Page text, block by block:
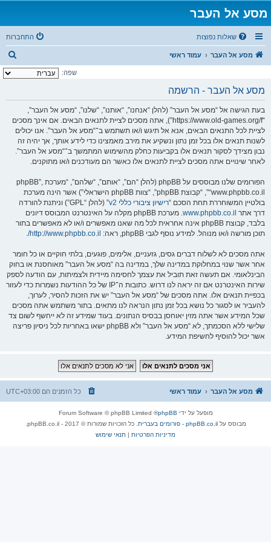
מסע אל העבר
שאלות נפוצות התחברות
מסע אל העבר עמוד ראשי
י
שפה:
מסע אל העבר - הרשמה
בעת הגישה אל “מסע אל העבר” (להלן “אנחנו”, “אותנו”, “שלנו”, “מסע אל העבר”,
“https://www.old-games.org/f”), אתה מסכים לציית לתנאים הבאים. אם אינך מסכים
לציית לכל התנאים הבאים, אנא אל תיגש ו/או תשתמש ב־“מסע אל העבר”. אנו יכולים
לשנות תנאים אלו בכל זמן נתון ונשקיע את מירב מאמצינו כדי לידע אותך, אך יהיה זה
נבון מצידך לסקור תנאים אלו בקביעות כחלק מהשימוש המתמשך ב־“מסע אל העבר”.
לאחר שינויים אתה מסכים לציית לתנאים אלו כאשר הם מעודכנים ו/או מתוקנים.
הפורומים שלנו מבוססים על phpBB (להלן “הם”, “אותם”, “שלהם”, “מערכת phpBB”,
“www.phpbb.co.il”, “קבוצת phpBB”, “צוות phpBB הישראלי”) אשר הינה מערכת
בולטיין המשוחררת תחת הסכם “רישיון ציבורי כללי v2
” (להלן “GPL”) וניתנת להורדה
דרך אתר www.phpbb.co.il
. מערכת phpBB מקלה על האינטרנט המבוסס דיונים
בלבד, קבוצת phpBB אינה אחראית לכל מה שאנו מאפשרים ו/או לא מאפשרים בתור
תוכן מורשה ו/או מנוהל. למידע נוסף לגבי phpBB, ראה:
http://www.phpbb.co.il/
.
אתה מסכים לא לשלוח דברים גסים, גזעניים, אלימים, פוגעים, בלתי חוקיים או כל חומר
אחר אשר שנוי במחלוקת במדינה שלך, במדינה בה “מסע אל העבר” מאוחסנת או בחוק
הבינלאומי. אם תעשה זאת תוביל את עצמך לחסימה מיידית ולצמיתות, עם הודעה לספק
שירות האינטרנט אם זה יראה לנו דרוש. כתובות ה־IP של כל ההודעות נשמרות כדי לעזור
בכפיית תנאים אלו. אתה מסכים של “מסע אל העבר” יש את הזכות להסיר, לערוך,
להעביר או לסגור כל נושא בכל זמן נתון הנראה לנו מתאים. בתור משתמש אתה מסכים
שכל המידע אשר אתה מזין יאוחסן בבסיס הנתונים. בעוד שמידע זה לא ייחשף לשום צד
שלישי ללא הסכמתך, לא “מסע אל העבר” ולא phpBB ישאו באחריות לכל ניסיון פריצה
אשר יכול להוסיף לחשיפת המידע.
מסע אל העבר עמוד ראשי כל הזמנים הם UTC+03:00
מופעל על ידי phpBB
® Forum Software © phpBB Limited
מבוסס עלphpBB.co.il - פורומים בעברית
. כל הזכויות שמורות © 2017 - phpBB.co.il.
מדיניות הפרטיות | תנאי שימוש